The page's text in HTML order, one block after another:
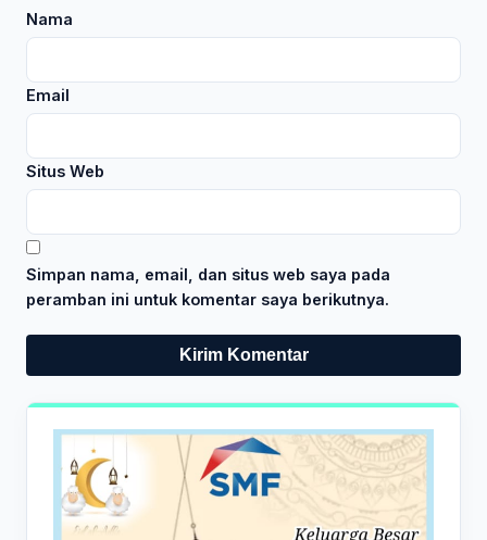
Nama
Email
Situs Web
Simpan nama, email, dan situs web saya pada
peramban ini untuk komentar saya berikutnya.